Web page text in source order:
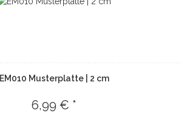
EM010 Musterplatte | 2 cm
6,99 € *